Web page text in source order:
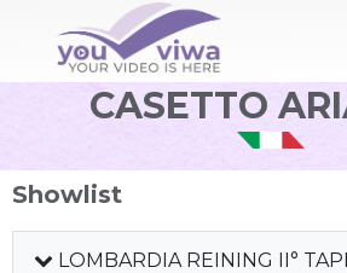
CASETTO
Showlist
LOMBARDIA REINING II° TAPPA +